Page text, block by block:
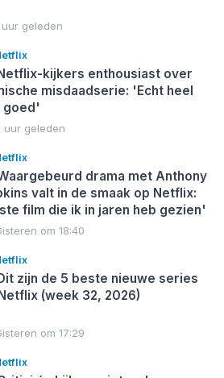
uur geleden
Netflix-kijkers enthousiast over
misdaadserie: 'Echt heel
goed'
uur geleden
drama met Anthony
valt in de smaak op Netflix:
film die ik in jaren heb gezien'
om 18:40
Dit zijn de 5 beste nieuwe series
(week 32, 2026)
om 17:29